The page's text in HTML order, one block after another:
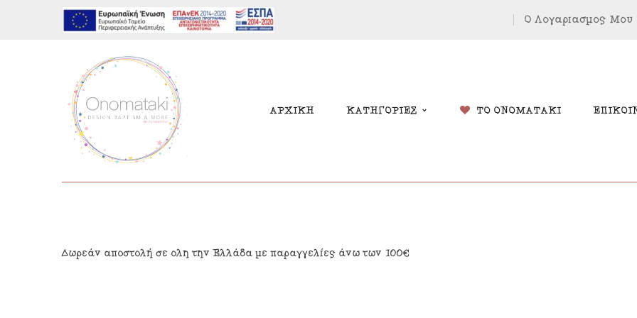
Ο Λογαριασμός Μου
ΑΡΧΙΚΗ ΚΑΤΗΓΟΡΙΕΣ ΤΟ ΟΝΟΜΑΤΑΚΙ
Δωρεάν αποστολή σε όλη την Ελλάδα με παραγγελίες άνω των 100€